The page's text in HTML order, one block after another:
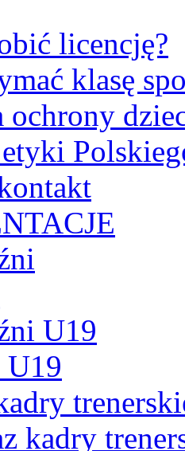
licencję?
klasę
ochrony
U19
kadry